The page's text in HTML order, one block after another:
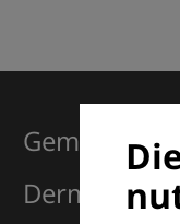
Gemeinsam